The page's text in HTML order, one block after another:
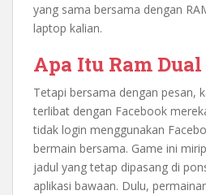
yang sama bersama dengan
laptop kalian.
Apa Itu Ram
Tetapi bersama dengan pesan,
terlibat dengan Facebook
tidak login menggunakan
bermain bersama. Game ini
jadul yang tetap dipasang di
aplikasi bawaan. Dulu,